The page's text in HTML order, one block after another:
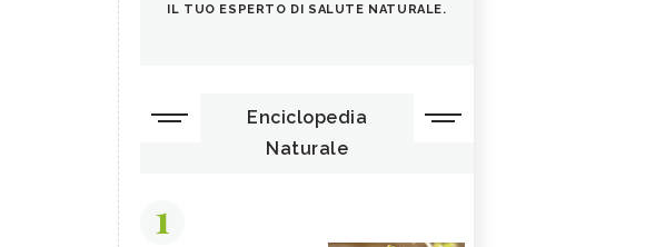
IL TUO ESPERTO DI SALUTE NATURALE.
Enciclopedia
Naturale
1